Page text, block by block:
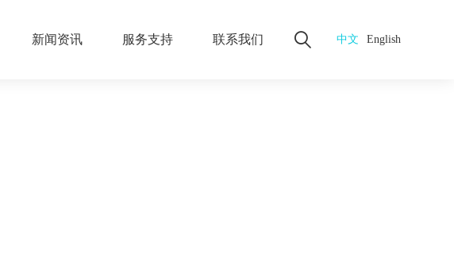
新闻资讯 服务支持 联系我们 中文 English